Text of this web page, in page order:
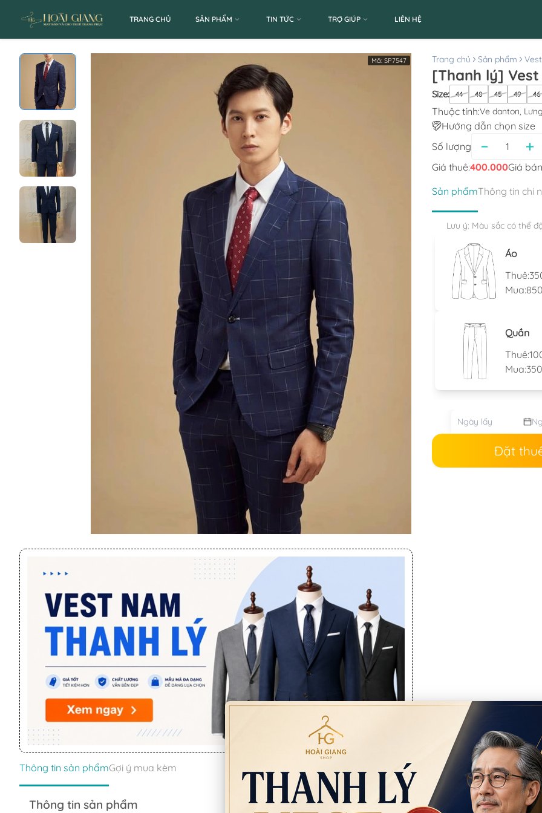
TRANG CHỦ SẢN PHẨM TIN TỨC TRỢ GIÚP LIÊN HỆ
Mã: SP7547
Thông tin sản phẩmGợi ý mua kèm
Thông tin sản phẩm
Trang chủ Sản phẩm
[Thanh lý]
Size: 44 48 45 49 46
Thuộc tính:Ve danton,
Hướng dẫn chọn size
Số lượng
Giá thuê:400.000Giá
Sản phẩmThông tin chi
Lưu ý: Màu sắc có thể
Áo
Thuê:
Mua:
Quần
Thuê:
Mua:
Đặt